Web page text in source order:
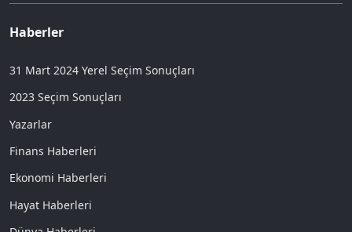
Haberler
31 Mart 2024 Yerel Seçim Sonuçları
2023 Seçim Sonuçları
Yazarlar
Finans Haberleri
Ekonomi Haberleri
Hayat Haberleri